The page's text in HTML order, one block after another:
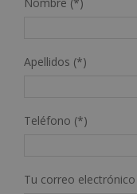
Apellidos (*)
Teléfono (*)
Tu correo